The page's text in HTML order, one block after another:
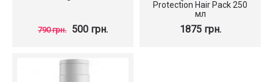
790 грн. 500 грн.
Protection Hair Pack 250
мл
1875 грн.